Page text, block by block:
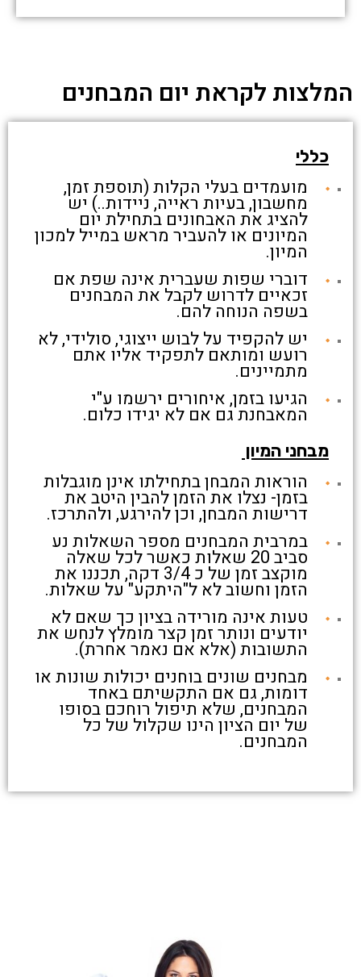
המלצות לקראת יום המבחנים
כללי
מועמדים בעלי הקלות (תוספת זמן,
מחשבון, בעיות ראייה, ניידות..) יש
להציג את האבחונים בתחילת יום
המיונים או להעביר מראש במייל למכון
המיון.
דוברי שפות שעברית אינה שפת אם
זכאיים לדרוש לקבל את המבחנים
בשפה הנוחה להם.
יש להקפיד על לבוש ייצוגי, סולידי, לא
רועש ומותאם לתפקיד אליו אתם
מתמיינים.
הגיעו בזמן, איחורים ירשמו ע"י
המאבחנת גם אם לא יגידו כלום.
מבחני המיון
הוראות המבחן בתחילתו אינן מוגבלות
בזמן- נצלו את הזמן להבין היטב את
דרישות המבחן, וכן להירגע, ולהתרכז.
במרבית המבחנים מספר השאלות נע
סביב 20 שאלות כאשר לכל שאלה
מוקצב זמן של כ 3/4 דקה, תכננו את
הזמן וחשוב לא ל"היתקע" על שאלות.
טעות אינה מורידה בציון כך שאם לא
יודעים ונותר זמן קצר מומלץ לנחש את
התשובות (אלא אם נאמר אחרת).
מבחנים שונים בוחנים יכולות שונות או
דומות, גם אם התקשיתם באחד
המבחנים, שלא תיפול רוחכם בסופו
של יום הציון הינו שקלול של כל
המבחנים.